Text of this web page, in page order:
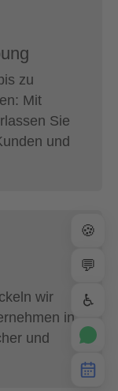
zu
Mit
Sie
und
wir
in
und
🍪
💬
♿